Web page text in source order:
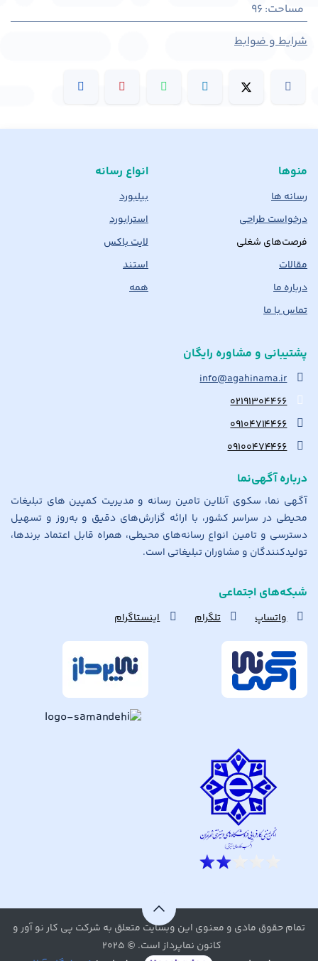
مساحت:
96
شرایط و ضوابط
منوها
رسانه ها
درخواست طراحی
فرصت‌های شغلی
مقالات
درباره ما
تماس با ما
انواع رسانه
بیلبورد
استرابورد
لایت باکس
استند
همه
پشتیبانی و مشاوره رایگان
info@agahinama.ir
۰۲۱۹۱۳۰۴۴۶۶
۰۹۱۰۴۷۱۴۴۶۶
۰۹۱۰۰۴۷۴۴۶۶
درباره آگهی‌نما
آگهی نما، سکوی آنلاین تامین رسانه و مدیریت کمپین های تبلیغات
محیطی در سراسر کشور، با ارائه گزارش‌های دقیق و به‌روز و تسهیل
دسترسی و تامین انواع رسانه‌های محیطی، همراه قابل اعتماد برندها،
تولیدکنندگان و مشاوران تبلیغاتی است.
شبکه‌های اجتماعی
واتساپ تلگرام اینستاگرام
تمام حقوق مادی و معنوی این وبسایت متعلق به شرکت پی کار نو آور و
کانون نماپرداز است. © ۲۰۲۵